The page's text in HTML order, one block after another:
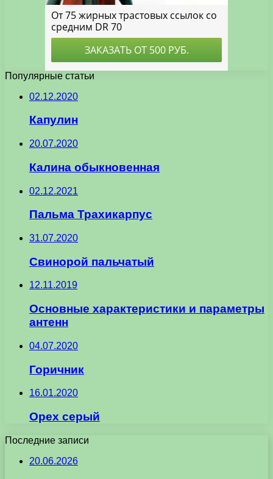
Популярные статьи
02.12.2020
Капулин
20.07.2020
Калина обыкновенная
02.12.2021
Пальма Трахикарпус
31.07.2020
Свинорой пальчатый
12.11.2019
Основные характеристики и параметры
антенн
04.07.2020
Горичник
16.01.2020
Орех серый
Последние записи
20.06.2026